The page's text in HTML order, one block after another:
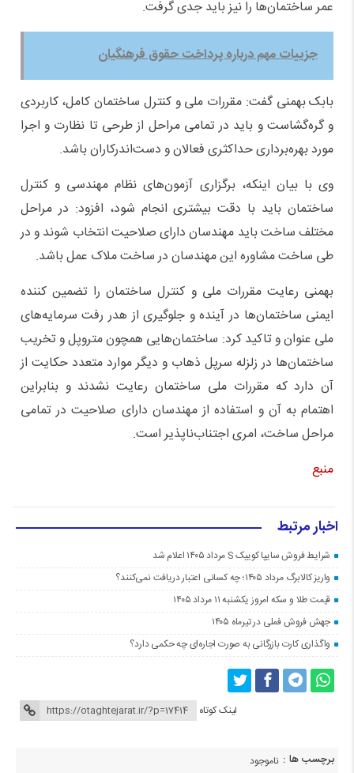
عمر ساختمان‌ها را نیز باید جدی گرفت.
جزییات مهم درباره پرداخت حقوق فرهنگیان
بابک بهمنی گفت: مقررات ملی و کنترل ساختمان کامل، کاربردی
و گره‌گشاست و باید در تمامی مراحل از طرحی تا نظارت و اجرا
مورد بهره‌برداری حداکثری فعالان و دست‌اندرکاران باشد.
وی با بیان اینکه، برگزاری آزمون‌های نظام مهندسی و کنترل
ساختمان باید با دقت بیشتری انجام شود، افزود: در مراحل
مختلف ساخت باید مهندسان دارای صلاحیت انتخاب شوند و در
طی ساخت مشاوره این مهندسان در ساخت ملاک عمل باشد.
بهمنی رعایت مقررات ملی و کنترل ساختمان را تضمین کننده
ایمنی ساختمان‌ها در آینده و جلوگیری از هدر رفت سرمایه‌های
ملی عنوان و تاکید کرد: ساختمان‌هایی همچون متروپل و تخریب
ساختمان‌ها در زلزله سرپل ذهاب و دیگر موارد متعدد حکایت از
آن دارد که مقررات ملی ساختمان رعایت نشدند و بنابراین
اهتمام به آن و استفاده از مهندسان دارای صلاحیت در تمامی
مراحل ساخت، امری اجتناب‌ناپذیر است.
منبع
اخبار مرتبط
شرایط فروش سایپا کوییک S مرداد ۱۴۰۵ اعلام شد
واریز کالابرگ مرداد ۱۴۰۵؛ چه کسانی اعتبار دریافت نمی‌کنند؟
قیمت طلا و سکه امروز یکشنبه ۱۱ مرداد ۱۴۰۵
جهش فروش فملی در تیرماه ۱۴۰۵
واگذاری کارت بازرگانی به صورت اجاره‌ای چه حکمی دارد؟
لینک کوتاه
برچسب ها : ناموجود